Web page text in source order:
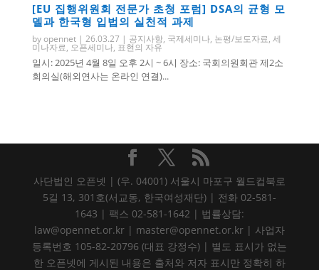
[EU 집행위원회 전문가 초청 포럼] DSA의 균형 모
델과 한국형 입법의 실천적 과제
byopennet| 26.03.27| 공지사항, 국제세미나, 논평/보도자료, 세
미나자료, 오픈세미나, 표현의 자유
일시: 2025년 4월 8일 오후 2시 ~ 6시 장소: 국회의원회관 제2소
회의실(해외연사는 온라인 연결)...
사단법인 오픈넷 | (우. 04001) 서울시 마포구 월드컵북로
5길 13, 301호(서교동, 한국여성재단) | 전화 02-581-
1643 | 팩스 02-581-1642 | 법률상담:
law@opennet.or.kr | master@opennet.or.kr | 사업자
등록번호 105-82-20796 (대표 강정수) | 별도 표시가 없는
한 오픈넷에 게시된 내용은 출처와 저자 표시만 정확히 하